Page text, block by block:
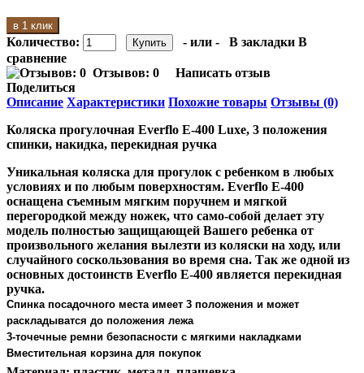
в 1 клик
Количество: - или - В закладки В
сравнение
Отзывов: 0
Написать отзыв
Поделиться
Описание Характеристики Похожие товары Отзывы (0)
Коляска прогулочная Everflo E-400 Luxe, 3 положения
спинки, накидка, перекидная ручка
Уникальная коляска для прогулок с ребенком в любых
условиях и по любым поверхностям. Everflo E-400
оснащена съемным мягким поручнем и мягкой
перегородкой между ножек, что само-собой делает эту
модель полностью защищающей Вашего ребенка от
произвольного желания вылезти из коляски на ходу, или
случайного соскользования во время сна. Так же одной из
основных достоинств Everflo E-400 является перекидная
ручка.
Спинка посадочного места имеет 3 положения и может
раскладыватся до положения лежа
3-точечные ремни безопасности с мягкими накладками
Вместительная корзина для покупок